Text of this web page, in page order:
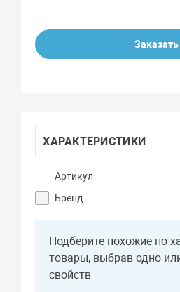
Заказать
ХАРАКТЕРИСТИКИ
Артикул
Бренд
Подберите похожие по
товары, выбрав одно
свойств